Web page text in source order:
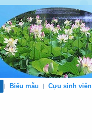
Biểu mẫu Cựu sinh viên